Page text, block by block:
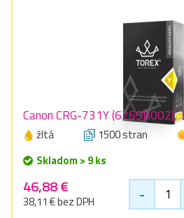
Canon CRG-731Y (6269B002),
žltá 1500 stran
Skladom > 9 ks
46,88 €
38,11 € bez DPH -